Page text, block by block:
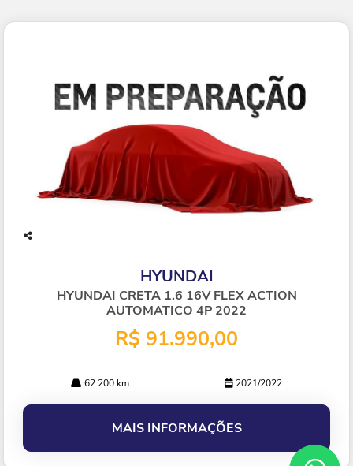
HYUNDAI
HYUNDAI CRETA 1.6 16V FLEX ACTION
AUTOMATICO 4P 2022
R$ 91.990,00
62.200 km 2021/2022
MAIS INFORMAÇÕES